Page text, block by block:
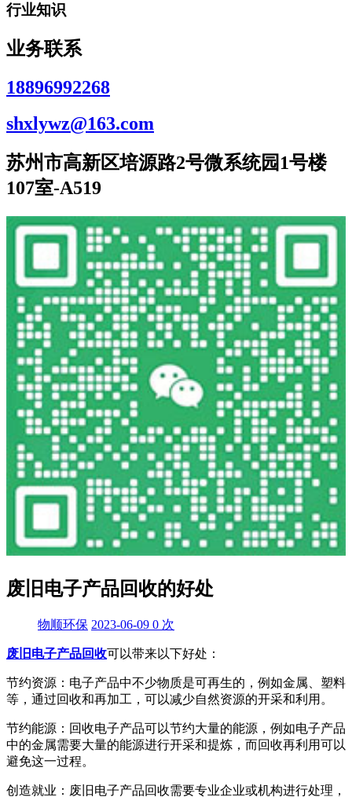
行业知识
业务联系
18896992268
shxlywz@163.com
苏州市高新区培源路2号微系统园1号楼
107室-A519
废旧电子产品回收的好处
物顺环保 2023-06-09 0 次
废旧电子产品回收可以带来以下好处：
节约资源：电子产品中不少物质是可再生的，例如金属、塑料
等，通过回收和再加工，可以减少自然资源的开采和利用。
节约能源：回收电子产品可以节约大量的能源，例如电子产品
中的金属需要大量的能源进行开采和提炼，而回收再利用可以
避免这一过程。
创造就业：废旧电子产品回收需要专业企业或机构进行处理，